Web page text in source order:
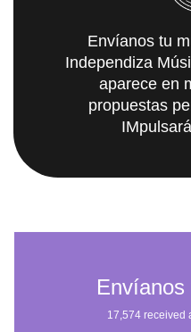
Envíanos tu
Independiza
aparece en
propuestas